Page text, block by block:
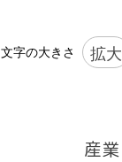
文字の大きさ 拡大
産業